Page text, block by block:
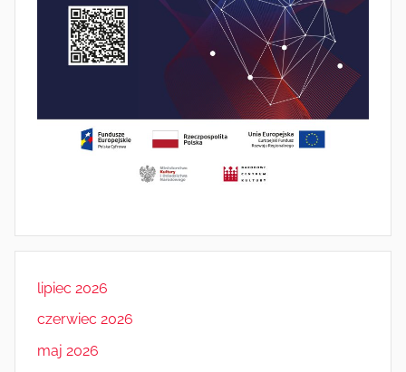
lipiec 2026
czerwiec 2026
maj 2026